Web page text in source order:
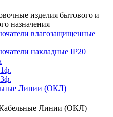
изделия бытового и
назначения
влагозащищенные
накладные IP20
Линии (ОКЛ)
Линии (ОКЛ)